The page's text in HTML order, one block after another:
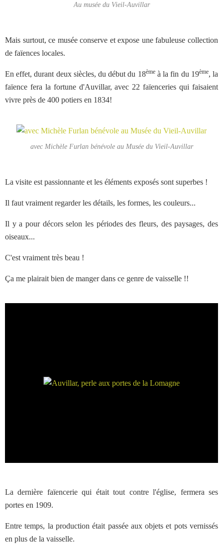
Au musée du Vieil-Auvillar
Mais surtout, ce musée conserve et expose une fabuleuse collection
de faïences locales.
En effet, durant deux siècles, du début du 18èmeà la fin du 19ème, la
faïence fera la fortune d'Auvillar, avec 22 faïenceries qui faisaient
vivre près de 400 potiers en 1834!
avec Michèle Furlan bénévole au Musée du Vieil-Auvillar
La visite est passionnante et les éléments exposés sont superbes !
Il faut vraiment regarder les détails, les formes, les couleurs...
Il y a pour décors selon les périodes des fleurs, des paysages, des
oiseaux...
C'est vraiment très beau !
Ça me plairait bien de manger dans ce genre de vaisselle !!
La dernière faïencerie qui était tout contre l'église, fermera ses
portes en 1909.
Entre temps, la production était passée aux objets et pots vernissés
en plus de la vaisselle.